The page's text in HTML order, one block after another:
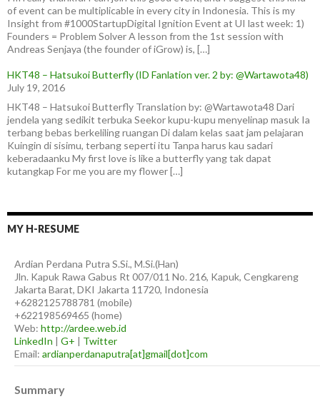
of event can be multiplicable in every city in Indonesia. This is my
Insight from #1000StartupDigital Ignition Event at UI last week: 1)
Founders = Problem Solver A lesson from the 1st session with
Andreas Senjaya (the founder of iGrow) is, […]
HKT48 – Hatsukoi Butterfly (ID Fanlation ver. 2 by: @Wartawota48)
July 19, 2016
HKT48 – Hatsukoi Butterfly Translation by: @Wartawota48 Dari
jendela yang sedikit terbuka Seekor kupu-kupu menyelinap masuk Ia
terbang bebas berkeliling ruangan Di dalam kelas saat jam pelajaran
Kuingin di sisimu, terbang seperti itu Tanpa harus kau sadari
keberadaanku My first love is like a butterfly yang tak dapat
kutangkap For me you are my flower […]
MY H-RESUME
Ardian Perdana Putra S.Si., M.Si.(Han)
Jln. Kapuk Rawa Gabus Rt 007/011 No. 216, Kapuk, Cengkareng
Jakarta Barat, DKI Jakarta 11720, Indonesia
+6282125788781 (mobile)
+622198569465 (home)
Web: http://ardee.web.id
LinkedIn | G+ | Twitter
Email: ardianperdanaputra[at]gmail[dot]com
Summary